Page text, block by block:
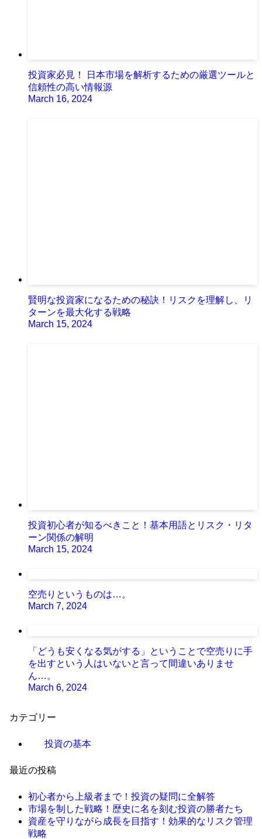
投資家必見！ 日本市場を解析するための厳選ツールと
信頼性の高い情報源
March 16, 2024
賢明な投資家になるための秘訣！リスクを理解し、リ
ターンを最大化する戦略
March 15, 2024
投資初心者が知るべきこと！基本用語とリスク・リタ
ーン関係の解明
March 15, 2024
空売りというものは…。
March 7, 2024
「どうも安くなる気がする」ということで空売りに手
を出すという人はいないと言って間違いありませ
ん…。
March 6, 2024
カテゴリー
投資の基本
最近の投稿
初心者から上級者まで！投資の疑問に全解答
市場を制した戦略！歴史に名を刻む投資の勝者たち
資産を守りながら成長を目指す！効果的なリスク管理
戦略